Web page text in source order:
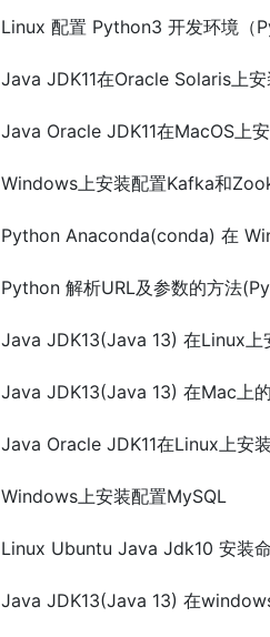
Linux 配置 Python3 开发环境（
Java JDK11在Oracle Solaris上安
Java Oracle JDK11在MacOS上
Windows上安装配置Kafka和
Python Anaconda(conda) 在
Python 解析URL及参数的方法
Java JDK13(Java 13) 在Linux上
Java JDK13(Java 13) 在Mac上
Java Oracle JDK11在Linux上安
Windows上安装配置MySQL
Linux Ubuntu Java Jdk10 安装
Java JDK13(Java 13) 在